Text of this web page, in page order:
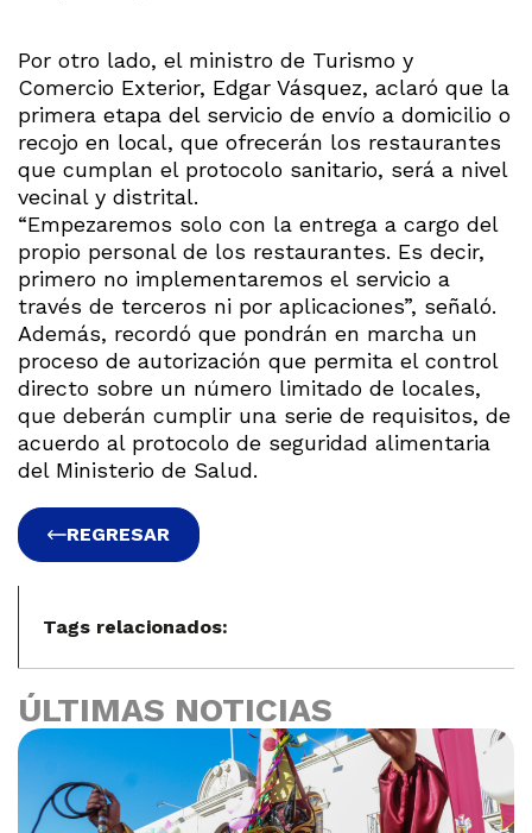
Por otro lado, el ministro de Turismo y
Comercio Exterior, Edgar Vásquez, aclaró que la
primera etapa del servicio de envío a domicilio o
recojo en local, que ofrecerán los restaurantes
que cumplan el protocolo sanitario, será a nivel
vecinal y distrital.
“Empezaremos solo con la entrega a cargo del
propio personal de los restaurantes. Es decir,
primero no implementaremos el servicio a
través de terceros ni por aplicaciones”, señaló.
Además, recordó que pondrán en marcha un
proceso de autorización que permita el control
directo sobre un número limitado de locales,
que deberán cumplir una serie de requisitos, de
acuerdo al protocolo de seguridad alimentaria
del Ministerio de Salud.
REGRESAR
Tags relacionados:
ÚLTIMAS NOTICIAS